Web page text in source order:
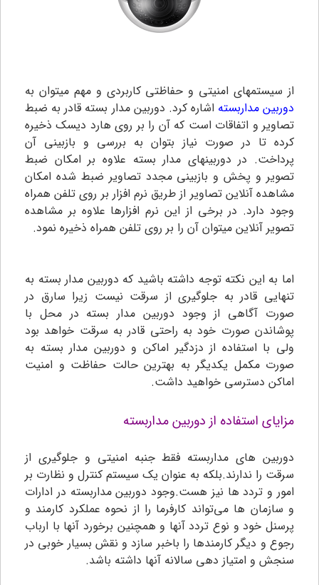
از سیستمهای امنیتی و حفاظتی کاربردی و مهم میتوان به
دوربین مداربسته اشاره کرد. دوربین مدار بسته قادر به ضبط
تصاویر و اتفاقات است که آن را بر روی هارد دیسک ذخیره
کرده تا در صورت نیاز بتوان به بررسی و بازبینی آن
پرداخت. در دوربینهای مدار بسته علاوه بر امکان ضبط
تصویر و پخش و بازبینی مجدد تصاویر ضبط شده امکان
مشاهده آنلاین تصاویر از طریق نرم افزار بر روی تلفن همراه
وجود دارد. در برخی از این نرم افزارها علاوه بر مشاهده
تصویر آنلاین میتوان آن را بر روی تلفن همراه ذخیره نمود.
اما به این نکته توجه داشته باشید که دوربین مدار بسته به
تنهایی قادر به جلوگیری از سرقت نیست زیرا سارق در
صورت آگاهی از وجود دوربین مدار بسته در محل با
پوشاندن صورت خود به راحتی قادر به سرقت خواهد بود
ولی با استفاده از دزدگیر اماکن و دوربین مدار بسته به
صورت مکمل یکدیگر به بهترین حالت حفاظت و امنیت
اماکن دسترسی خواهید داشت.
مزایای استفاده از دوربین مداربسته
دوربین های مداربسته فقط جنبه امنیتی و جلوگیری از
سرقت را ندارند.بلکه به عنوان یک سیستم کنترل و نظارت بر
امور و تردد ها نیز هست.وجود دوربین مداربسته در ادارات
و سازمان ها می‌تواند کارفرما را از نحوه عملکرد کارمند و
پرسنل خود و نوع تردد آنها و همچنین برخورد آنها با ارباب
رجوع و دیگر کارمندها را باخبر سازد و نقش بسیار خوبی در
سنجش و امتیاز دهی سالانه آنها داشته باشد.